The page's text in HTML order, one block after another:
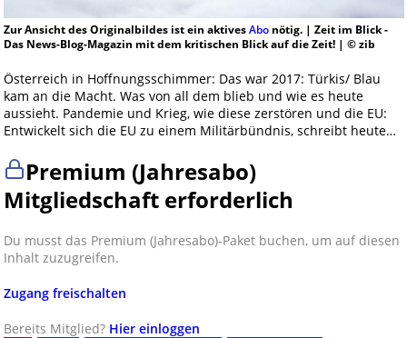
Zur Ansicht des Originalbildes ist ein aktivesAbonötig. | Zeit im Blick -
Das News-Blog-Magazin mit dem kritischen Blick auf die Zeit! | © zib
Österreich in Hoffnungsschimmer: Das war 2017: Türkis/ Blau
kam an die Macht. Was von all dem blieb und wie es heute
aussieht. Pandemie und Krieg, wie diese zerstören und die EU:
Entwickelt sich die EU zu einem Militärbündnis, schreibt heute…
Premium (Jahresabo)
Mitgliedschaft erforderlich
Du musst das Premium (Jahresabo)-Paket buchen, um auf diesen
Inhalt zuzugreifen.
Zugang freischalten
Bereits Mitglied? Hier einloggen